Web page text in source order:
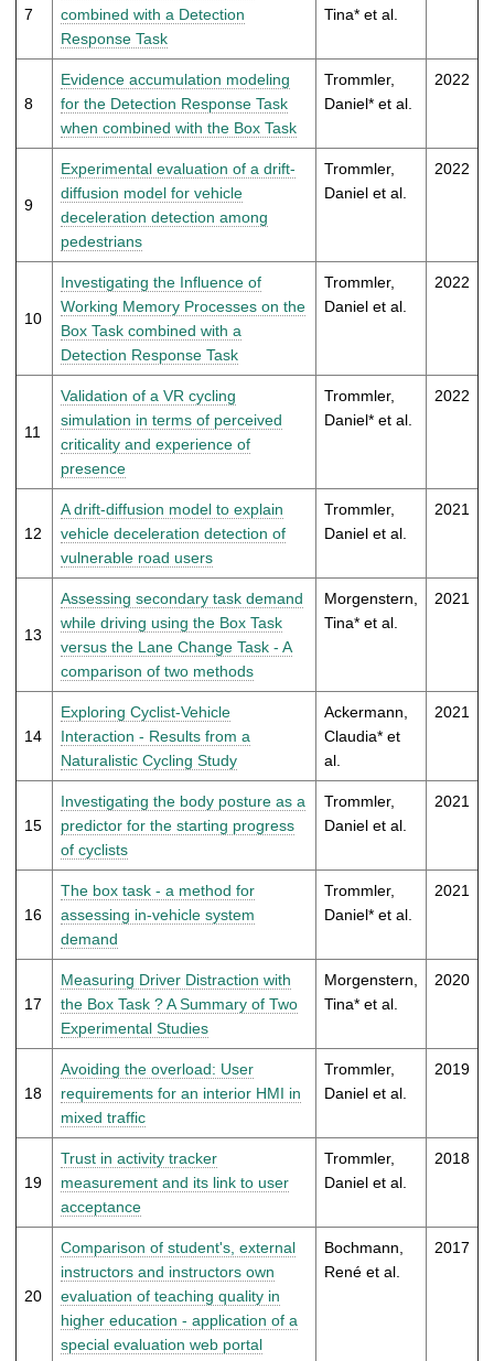
7
combined with a Detection
Response Task
Tina* et al.
8
Evidence accumulation modeling
for the Detection Response Task
when combined with the Box Task
Trommler,
Daniel* et al.
2022
9
Experimental evaluation of a drift-
diffusion model for vehicle
deceleration detection among
pedestrians
Trommler,
Daniel et al.
2022
10
Investigating the Influence of
Working Memory Processes on the
Box Task combined with a
Detection Response Task
Trommler,
Daniel et al.
2022
11
Validation of a VR cycling
simulation in terms of perceived
criticality and experience of
presence
Trommler,
Daniel* et al.
2022
12
A drift-diffusion model to explain
vehicle deceleration detection of
vulnerable road users
Trommler,
Daniel et al.
2021
13
Assessing secondary task demand
while driving using the Box Task
versus the Lane Change Task - A
comparison of two methods
Morgenstern,
Tina* et al.
2021
14
Exploring Cyclist-Vehicle
Interaction - Results from a
Naturalistic Cycling Study
Ackermann,
Claudia* et
al.
2021
15
Investigating the body posture as a
predictor for the starting progress
of cyclists
Trommler,
Daniel et al.
2021
16
The box task - a method for
assessing in-vehicle system
demand
Trommler,
Daniel* et al.
2021
17
Measuring Driver Distraction with
the Box Task ? A Summary of Two
Experimental Studies
Morgenstern,
Tina* et al.
2020
18
Avoiding the overload: User
requirements for an interior HMI in
mixed traffic
Trommler,
Daniel et al.
2019
19
Trust in activity tracker
measurement and its link to user
acceptance
Trommler,
Daniel et al.
2018
20
Comparison of student's, external
instructors and instructors own
evaluation of teaching quality in
higher education - application of a
special evaluation web portal
Bochmann,
René et al.
2017